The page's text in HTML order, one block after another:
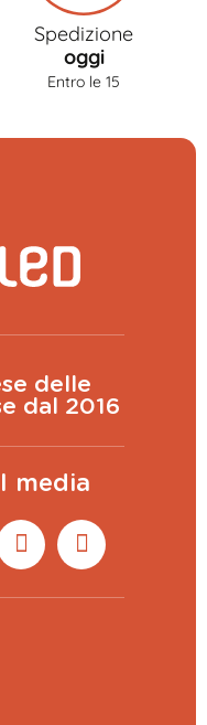
Spedizione
oggi
Entro le 15
delle
dal 2016
media